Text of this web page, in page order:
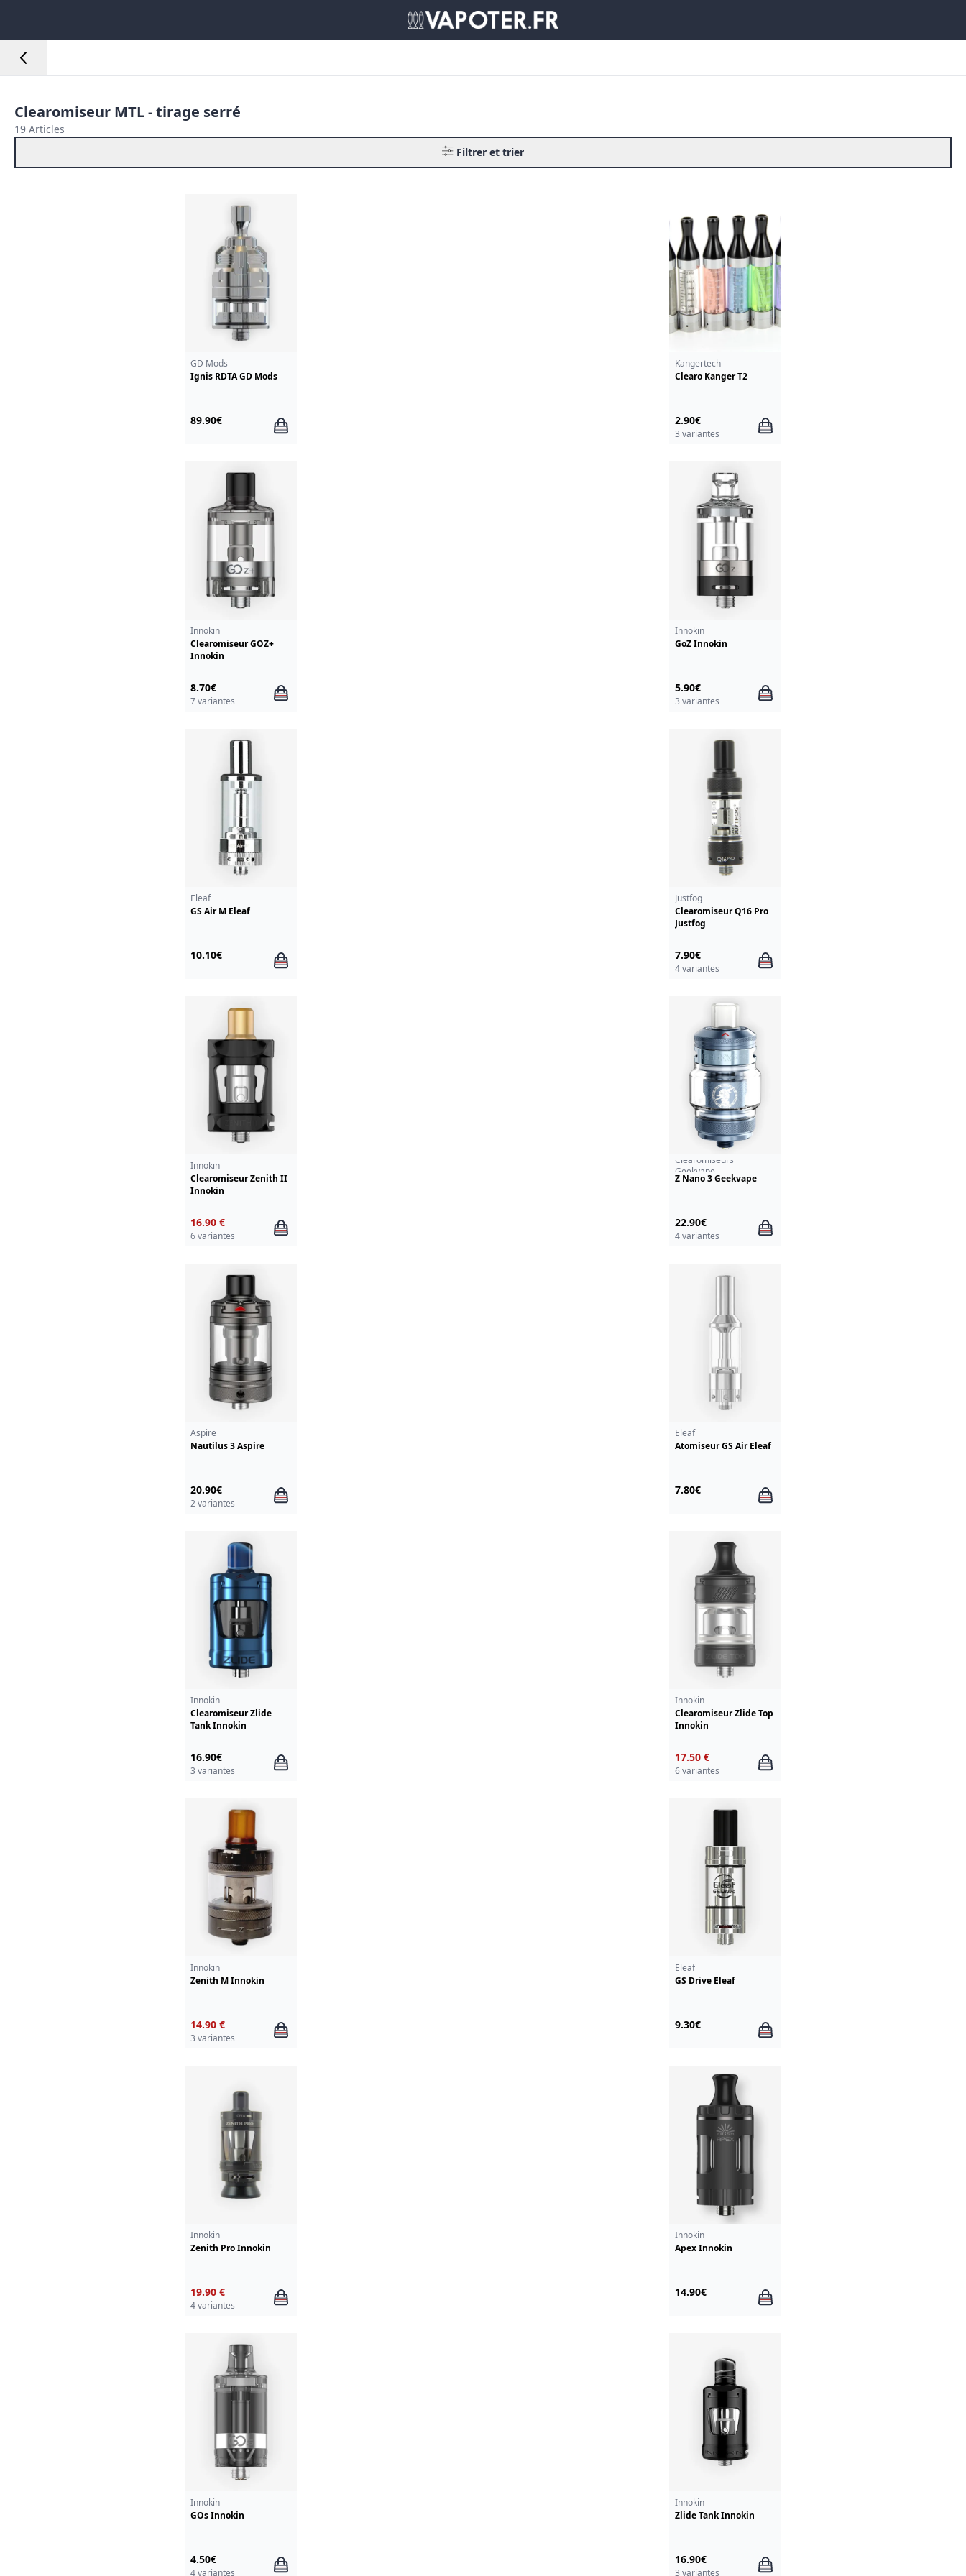
Clearomiseur MTL - tirage serré
19 Articles
Filtrer et trier
GD Mods
Ignis RDTA GD Mods
89.90€
Kangertech
Clearo Kanger T2
2.90€
3 variantes
Innokin
Clearomiseur GOZ+
Innokin
8.70€
7 variantes
Innokin
GoZ Innokin
5.90€
3 variantes
Eleaf
GS Air M Eleaf
10.10€
Justfog
Clearomiseur Q16 Pro
Justfog
7.90€
4 variantes
Innokin
Clearomiseur Zenith II
Innokin
16.90 €
6 variantes
Clearomiseurs
Geekvape
Z Nano 3 Geekvape
22.90€
4 variantes
Aspire
Nautilus 3 Aspire
20.90€
2 variantes
Eleaf
Atomiseur GS Air Eleaf
7.80€
Innokin
Clearomiseur Zlide
Tank Innokin
16.90€
3 variantes
Innokin
Clearomiseur Zlide Top
Innokin
17.50 €
6 variantes
Innokin
Zenith M Innokin
14.90 €
3 variantes
Eleaf
GS Drive Eleaf
9.30€
Innokin
Zenith Pro Innokin
19.90 €
4 variantes
Innokin
Apex Innokin
14.90€
Innokin
GOs Innokin
4.50€
4 variantes
Innokin
Zlide Tank Innokin
16.90€
3 variantes